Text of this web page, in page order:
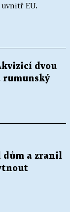
EU.
dvou
rumunský
dům a zranil